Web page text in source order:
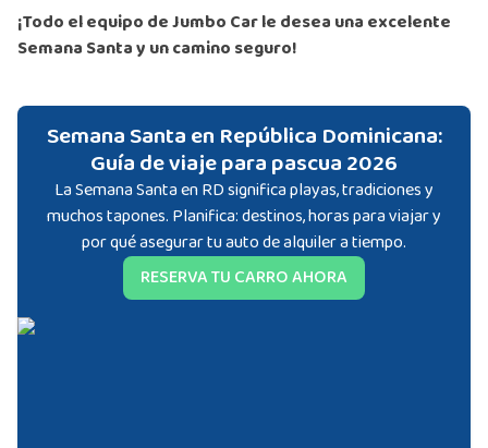
¡Todo el equipo de Jumbo Car le desea una excelente
Semana Santa y un camino seguro!
Semana Santa en República Dominicana:
Guía de viaje para pascua 2026
La Semana Santa en RD significa playas, tradiciones y
muchos tapones. Planifica: destinos, horas para viajar y
por qué asegurar tu auto de alquiler a tiempo.
RESERVA TU CARRO AHORA